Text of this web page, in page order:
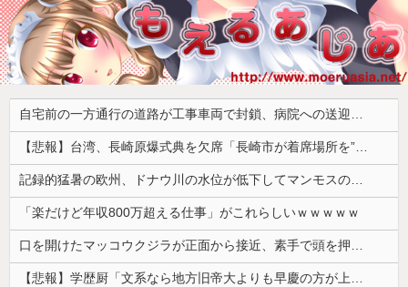
自宅前の一方通行の道路が工事車両で封鎖、病院への送迎のために車をどかして欲しいと作業スタッフに頼むと……
【悲報】台湾、長崎原爆式典を欠席「長崎市が着席場所を”外交団エリア外にあえて配置”した！」 → ﾈｯﾄ「核を持つ中国に屈指した！」「失礼すぎ」「台湾は筋通した！」ｗｗｗｗｗ
記録的猛暑の欧州、ドナウ川の水位が低下してマンモスの骨や沈没したドイツ軍の戦艦が出現
「楽だけど年収800万超える仕事」がこれらしいｗｗｗｗｗ
口を開けたマッコウクジラが正面から接近、素手で頭を押し返すダイバー「まだ子どもで、変な魚が何なのか確かめてるだけ」【海外の反応】
【悲報】学歴厨「文系なら地方旧帝大よりも早慶の方が上！」←これｗｗｗｗ